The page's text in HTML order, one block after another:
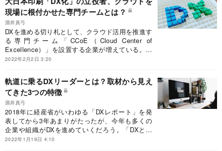
なんてとんでもない、という声もあった。こうし
た組織でどのようにクラウド活用を進めたのか、
リーダーに話を聞いた。
現場に根付かせた専門チームとは？
酒井真弓
DXを進める切り札として、クラウド活用を推進す
る専門チーム「CCoE（Cloud Center of
Excellence）」を設置する企業が増えている。縦
割り、人材不足、セキュリティ……クラウド活用
かえばいいのか。いち早くCCoEを立ち上げ、成
果を上げた企業に話を聞く。
2022年2月2日 3:20
軌道に乗るDXリーダーとは？取材から見え
てきた3つの特徴
酒井真弓
2018年に経産省がいわゆる「DXレポート」を発
表してから3年あまりがたったが、今年も多くの
企業や組織がDXを進めていくだろう。「DXとは
何か」とはよく聞かれる問いだが、DXの現場につ
2022年1月19日 4:10